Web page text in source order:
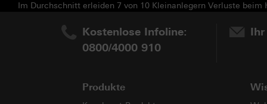
Im Durchschnitt erleiden 7 von 10 Kleinanlegern Verluste
Kostenlose Infoline:
0800/4000 910
Produkte